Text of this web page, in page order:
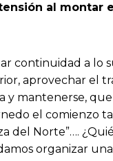
al montar
continuidad a lo
aprovechar el
y mantenerse, que
el comienzo
del Norte”….
organizar una